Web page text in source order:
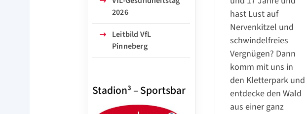
hast Lust auf
Nervenkitzel und
schwindelfreies
Vergnügen? Dann
komm mit uns in
den Kletterpark und
entdecke den Wald
aus einer ganz
2026
Leitbild VfL
Pinneberg
Stadion³ – Sportsbar